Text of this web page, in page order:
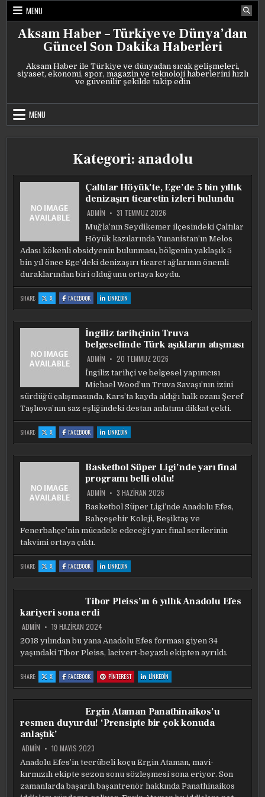
Skip
content
MENU
Aksam Haber – Türkiye ve Dünya’dan
Güncel Son Dakika Haberleri
Aksam Haber ile Türkiye ve dünyadan sıcak gelişmeleri,
siyaset, ekonomi, spor, magazin ve teknoloji haberlerini hızlı
ve güvenilir şekilde takip edin
MENU
Kategori: anadolu
Çaltılar Höyük’te, Ege’de 5 bin yıllık
denizaşırı ticaretin izleri bulundu
ADMIN 31 TEMMUZ 2026
Muğla’nın Seydikemer ilçesindeki Çaltılar
Höyük kazılarında Yunanistan’ın Melos
Adası kökenli obsidyenin bulunması, bölgenin yaklaşık 5
bin yıl önce Ege’deki denizaşırı ticaret ağlarının önemli
duraklarından biri olduğunu ortaya koydu.
SHARE: X:
ÇALTILAR
HÖYÜK’TE,
5
BIN
IZLERI
BULUNDU
FACEBOOK:
ÇALTILAR
HÖYÜK’TE,
5
YILLIK
DENIZAŞIRI
TICARETIN
IZLERI
BULUNDU
LINKEDIN
ÇALTILAR
HÖYÜK’TE,
5
YILLIK
DENIZAŞIRI
TICARETIN
BULUNDU
İngiliz tarihçinin Truva
belgeselinde Türk aşıkların atışması
ADMIN 20 TEMMUZ 2026
İngiliz tarihçi ve belgesel yapımcısı
Michael Wood’un Truva Savaşı’nın izini
sürdüğü çalışmasında, Kars’ta kayda aldığı halk ozanı Şeref
Taşlıova’nın saz eşliğindeki destan anlatımı dikkat çekti.
SHARE: X:
İNGILIZ
TARIHÇININ
BELGESELINDE
TÜRK
FACEBOOK:
İNGILIZ
TARIHÇININ
BELGESELINDE
AŞIKLARIN
ATIŞMASI
LINKEDIN
İNGILIZ
TARIHÇININ
BELGESELINDE
AŞIKLARIN
ATIŞMASI
Basketbol Süper Ligi’nde yarı final
programı belli oldu!
ADMIN 3 HAZIRAN 2026
Basketbol Süper Ligi’nde Anadolu Efes,
Bahçeşehir Koleji, Beşiktaş ve
Fenerbahçe’nin mücadele edeceği yarı final serilerinin
takvimi ortaya çıktı.
SHARE: X:
BASKETBOL
SÜPER
YARI
BELLI
OLDU!
FACEBOOK:
BASKETBOL
SÜPER
YARI
PROGRAMI
BELLI
OLDU!
LINKEDIN
BASKETBOL
SÜPER
YARI
PROGRAMI
BELLI
Tibor Pleiss’ın 6 yıllık Anadolu Efes
kariyeri sona erdi
ADMIN 19 HAZIRAN 2024
2018 yılından bu yana Anadolu Efes forması giyen 34
yaşındaki Tibor Pleiss, lacivert-beyazlı ekipten ayrıldı.
SHARE: X:
TIBOR
PLEISS’IN
YILLIK
KARIYERI
SONA
ERDI
FACEBOOK:
TIBOR
PLEISS’IN
YILLIK
EFES
KARIYERI
SONA
PINTEREST:
TIBOR
PLEISS’IN
YILLIK
EFES
KARIYERI
SONA
ERDI
LINKEDIN
TIBOR
PLEISS’IN
YILLIK
EFES
KARIYERI
SONA
Ergin Ataman Panathinaikos’u
resmen duyurdu! ‘Prensipte bir çok konuda
anlaştık’
ADMIN 10 MAYIS 2023
Anadolu Efes’in tecrübeli koçu Ergin Ataman, mavi-
kırmızılı ekipte sezon sonu sözleşmesi sona eriyor. Son
zamanlarda başarılı başantrenör hakkında Panathinaikos